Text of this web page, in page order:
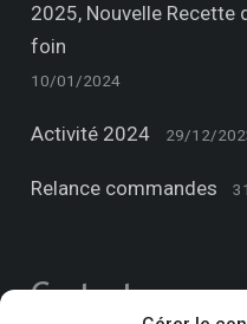
2025, Nouvelle Recette
foin
10/01/2024
Activité 2024 29/12/
Relance commandes
Contacts